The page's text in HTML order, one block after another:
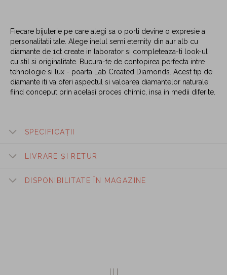
Fiecare bijuterie pe care alegi sa o porti devine o expresie a
personalitatii tale. Alege inelul semi eternity din aur alb cu
diamante de 1ct create in laborator si completeaza-ti look-ul
cu stil si originalitate. Bucura-te de contopirea perfecta intre
tehnologie si lux - poarta Lab Created Diamonds. Acest tip de
diamante iti va oferi aspectul si valoarea diamantelor naturale,
fiind conceput prin acelasi proces chimic, insa in medii diferite.
SPECIFICAȚII
LIVRARE ȘI RETUR
DISPONIBILITATE ÎN MAGAZINE